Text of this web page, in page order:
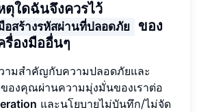
ตุใดฉันจึงควรไว้
อสร้างรหัสผ่านที่ปลอดภัย
ของ
รื่องมืออื่นๆ
ามสำคัญกับความปลอดภัยและ
องคุณผ่านความมุ่งมั่นของเราต่อ
และนโยบายไม่บันทึก/ไม่จัด